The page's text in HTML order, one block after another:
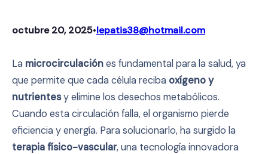
octubre 20, 2025•lepatis38@hotmail.com
La microcirculaciónes fundamental para la salud, ya
que permite que cada célula reciba oxígeno y
nutrientesy elimine los desechos metabólicos.
Cuando esta circulación falla, el organismo pierde
eficiencia y energía. Para solucionarlo, ha surgido la
terapia físico-vascular, una tecnología innovadora